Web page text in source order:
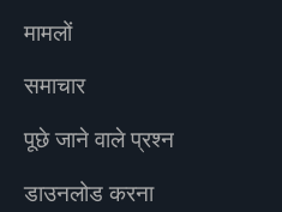
मामलों
समाचार
पूछे जाने वाले प्रश्न
डाउनलोड करना